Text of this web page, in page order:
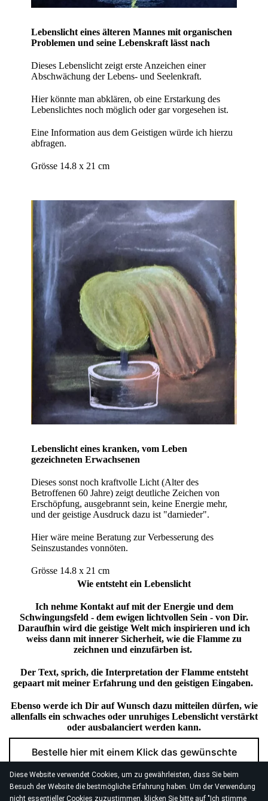
Diese Website verwendet Cookies, um zu gewährleisten, dass Sie beim
Besuch der Website die bestmögliche Erfahrung haben. Um der Verwendung
nicht essentieller Cookies zuzustimmen, klicken Sie bitte auf "Ich stimme
Lebenslicht eines älteren Mannes mit organischen
Problemen und seine Lebenskraft lässt nach
Dieses Lebenslicht zeigt erste Anzeichen einer
Abschwächung der Lebens- und Seelenkraft.
Hier könnte man abklären, ob eine Erstarkung des
Lebenslichtes noch möglich oder gar vorgesehen ist.
Eine Information aus dem Geistigen würde ich hierzu
abfragen.
Grösse 14.8 x 21 cm
Lebenslicht eines kranken, vom Leben
gezeichneten Erwachsenen
Dieses sonst noch kraftvolle Licht (Alter des
Betroffenen 60 Jahre) zeigt deutliche Zeichen von
Erschöpfung, ausgebrannt sein, keine Energie mehr,
und der geistige Ausdruck dazu ist "darnieder".
Hier wäre meine Beratung zur Verbesserung des
Seinszustandes vonnöten.
Grösse 14.8 x 21 cm
Wie entsteht ein Lebenslicht
Ich nehme Kontakt auf mit der Energie und dem
Schwingungsfeld - dem ewigen lichtvollen Sein - von Dir.
Daraufhin wird die geistige Welt mich inspirieren und ich
weiss dann mit innerer Sicherheit, wie die Flamme zu
zeichnen und einzufärben ist.
Der Text, sprich, die Interpretation der Flamme entsteht
gepaart mit meiner Erfahrung und den geistigen Eingaben.
Ebenso werde ich Dir auf Wunsch dazu mitteilen dürfen, wie
allenfalls ein schwaches oder unruhiges Lebenslicht verstärkt
oder ausbalanciert werden kann.
Bestelle hier mit einem Klick das gewünschte
Lebenslicht